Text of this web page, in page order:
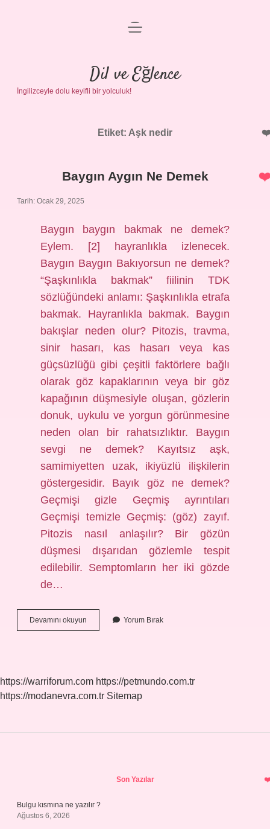
Anasayfa
Gizlilik Politikası
Yasal Uyarı
menüyü
Dil ve Eğlence
İngilizceyle dolu keyifli bir yolculuk!
Etiket: Aşk nedir
Baygın Aygın Ne Demek
Tarih: Ocak 29, 2025
Baygın baygın bakmak ne demek?
Eylem. [2] hayranlıkla izlenecek.
Baygın Baygın Bakıyorsun ne demek?
“Şaşkınlıkla bakmak” fiilinin TDK
sözlüğündeki anlamı: Şaşkınlıkla etrafa
bakmak. Hayranlıkla bakmak. Baygın
bakışlar neden olur? Pitozis, travma,
sinir hasarı, kas hasarı veya kas
güçsüzlüğü gibi çeşitli faktörlere bağlı
olarak göz kapaklarının veya bir göz
kapağının düşmesiyle oluşan, gözlerin
donuk, uykulu ve yorgun görünmesine
neden olan bir rahatsızlıktır. Baygın
sevgi ne demek? Kayıtsız aşk,
samimiyetten uzak, ikiyüzlü ilişkilerin
göstergesidir. Bayık göz ne demek?
Geçmişi gizle Geçmiş ayrıntıları
Geçmişi temizle Geçmiş: (göz) zayıf.
Pitozis nasıl anlaşılır? Bir gözün
düşmesi dışarıdan gözlemle tespit
edilebilir. Semptomların her iki gözde
de…
Devamını okuyun
Aygın
Yorum Bırak
https://warriforum.com https://petmundo.com.tr
https://modanevra.com.tr Sitemap
Son Yazılar
Bulgu kısmına ne yazılır ?
Ağustos 6, 2026